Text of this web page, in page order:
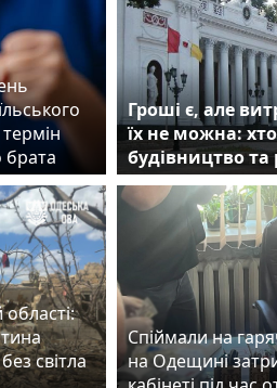
брата
Гроші є, але
їх не можна:
будівництво
світла
Спіймали на
на Одещині